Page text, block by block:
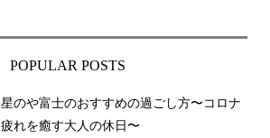
POPULAR POSTS
星のや富士のおすすめの過ごし方〜コロナ
疲れを癒す大人の休日〜